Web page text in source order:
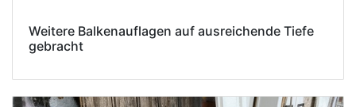
Weitere Balkenauflagen auf ausreichende Tiefe
gebracht